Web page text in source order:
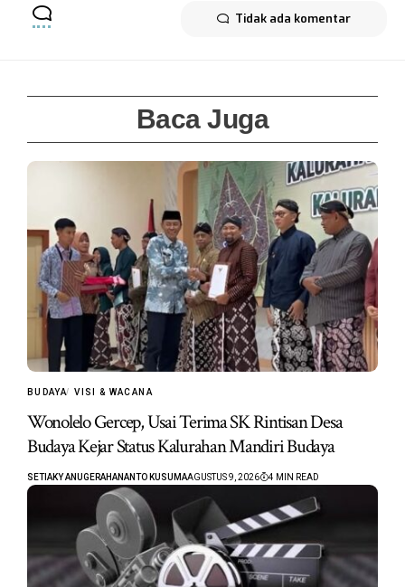
Tidak ada komentar
Baca Juga
BUDAYA VISI & WACANA
Wonolelo Gercep, Usai Terima SK Rintisan Desa
Budaya Kejar Status Kalurahan Mandiri Budaya
SETIAKY ANUGERAHANANTO KUSUMAAGUSTUS 9, 2026 4 MIN READ